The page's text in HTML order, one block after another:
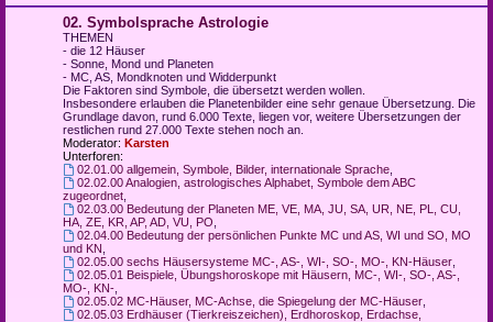
02. Symbolsprache Astrologie
THEMEN
- die 12 Häuser
- Sonne, Mond und Planeten
- MC, AS, Mondknoten und Widderpunkt
Die Faktoren sind Symbole, die übersetzt werden wollen.
Insbesondere erlauben die Planetenbilder eine sehr genaue Übersetzung. Die
Grundlage davon, rund 6.000 Texte, liegen vor, weitere Übersetzungen der
restlichen rund 27.000 Texte stehen noch an.
Moderator: Karsten
Unterforen:
02.01.00 allgemein, Symbole, Bilder, internationale Sprache,
02.02.00 Analogien, astrologisches Alphabet, Symbole dem ABC
zugeordnet
02.03.00 Bedeutung der Planeten ME, VE, MA, JU, SA, UR, NE, PL, CU,
HA, ZE, KR, AP, AD, VU, PO
02.04.00 Bedeutung der persönlichen Punkte MC und AS, WI und SO, MO
und KN
02.05.00 sechs Häusersysteme MC-, AS-, WI-, SO-, MO-, KN-Häuser,
02.05.01 Beispiele, Übungshoroskope mit Häusern, MC-, WI-, SO-, AS-,
MO-, KN-
02.05.02 MC-Häuser, MC-Achse, die Spiegelung der MC-Häuser,
02.05.03 Erdhäuser (Tierkreiszeichen), Erdhoroskop, Erdachse,